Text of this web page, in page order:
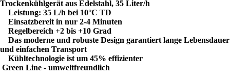
Trockenkühlgerät aus Edelstahl, 35 Liter/h
Leistung: 35 L/h bei 10°C TD
Einsatzbereit in nur 2-4 Minuten
Regelbereich +2 bis +10 Grad
Das moderne und robuste Design garantiert lange Lebensdauer
und einfachen Transport
Kühltechnologie ist um 45% effizienter
Green Line - umweltfreundlich